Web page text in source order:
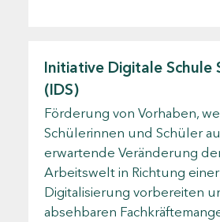
Initiative Digitale Schule
(IDS)
Förderung von Vorhaben,
Schülerinnen und Schüler
erwartende Veränderung
Arbeitswelt in Richtung
Digitalisierung vorbereiten
absehbaren